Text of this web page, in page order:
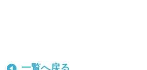
一覧へ戻る